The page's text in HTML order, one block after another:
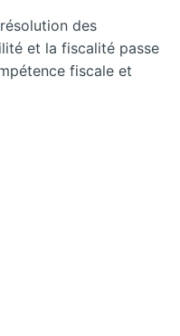
des
et la fiscalité passe
fiscale et